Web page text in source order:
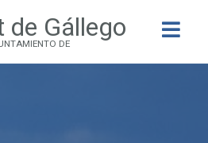
de Gállego
DE
Buscar